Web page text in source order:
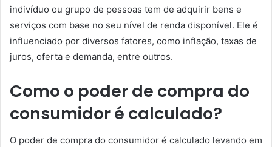
indivíduo ou grupo de pessoas tem de adquirir bens e
serviços com base no seu nível de renda disponível. Ele é
influenciado por diversos fatores, como inflação, taxas de
juros, oferta e demanda, entre outros.
Como o poder de compra do
consumidor é calculado?
O poder de compra do consumidor é calculado levando em